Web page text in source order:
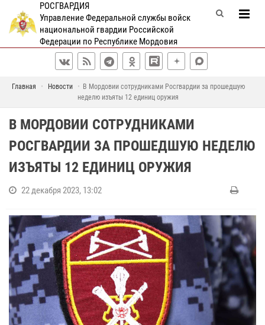
РОСГВАРДИЯ
Управление Федеральной службы войск
национальной гвардии Российской
Федерации по Республике Мордовия
Главная Новости
В Мордовии сотрудниками Росгвардии за прошедшую
неделю изъяты 12 единиц оружия
В МОРДОВИИ СОТРУДНИКАМИ
РОСГВАРДИИ ЗА ПРОШЕДШУЮ НЕДЕЛЮ
ИЗЪЯТЫ 12 ЕДИНИЦ ОРУЖИЯ
22 декабря 2023, 13:02